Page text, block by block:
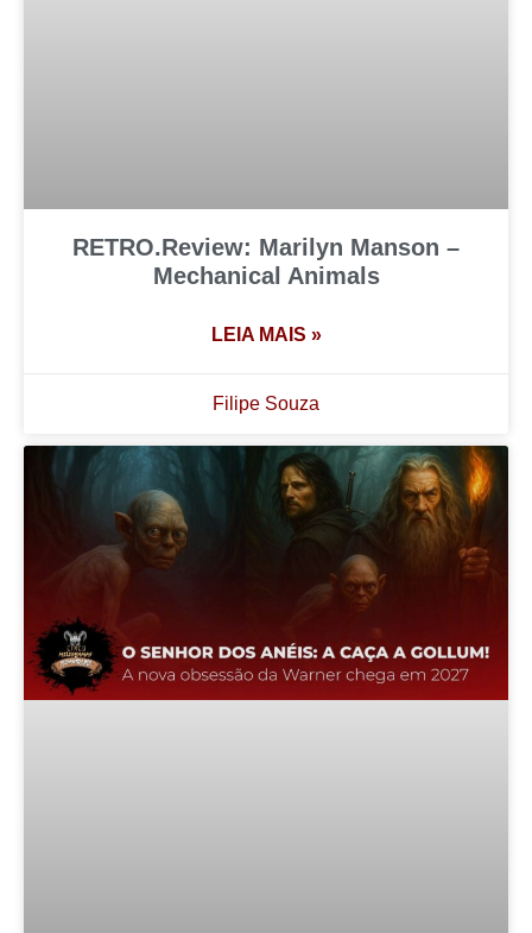
RETRO.Review: Marilyn Manson –
Mechanical Animals
LEIA MAIS »
Filipe Souza